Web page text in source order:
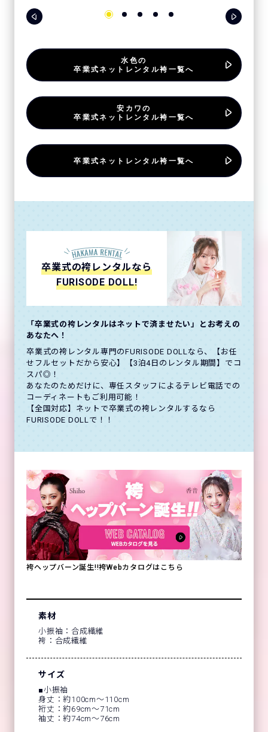
水色の
卒業式ネットレンタル袴一覧へ
安カワの
卒業式ネットレンタル袴一覧へ
卒業式ネットレンタル袴一覧へ
卒業式の袴レンタルなら
FURISODE DOLL!
「卒業式の袴レンタルはネットで済ませたい」とお考えの
あなたへ！
卒業式の袴レンタル専門のFURISODE DOLLなら、【お任
せフルセットだから安心】【3泊4日のレンタル期間】でコ
スパ◎！
あなたのためだけに、専任スタッフによるテレビ電話での
コーディネートもご利用可能！
【全国対応】ネットで卒業式の袴レンタルするなら
FURISODE DOLLで！！
袴ヘップバーン誕生!!袴Webカタログはこちら
素材
小振袖：合成繊維
袴：合成繊維
サイズ
■小振袖
身丈：約100cm～110cm
裄丈：約69cm～71cm
袖丈：約74cm～76cm